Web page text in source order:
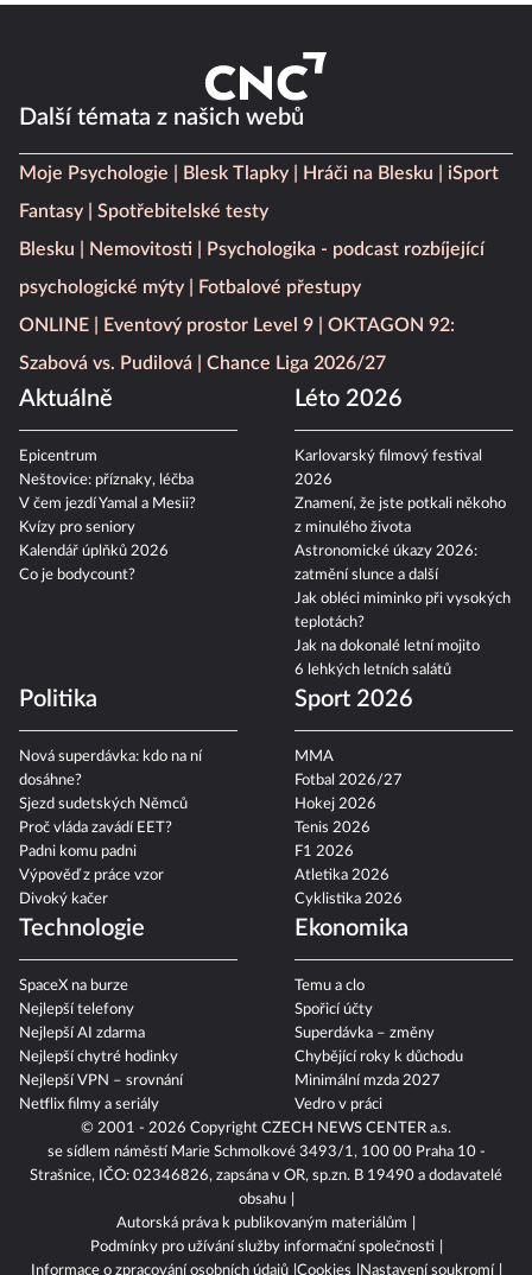
© 2001 - 2026 Copyright CZECH NEWS CENTER a.s.
se sídlem náměstí Marie Schmolkové 3493/1, 100 00 Praha 10 -
Strašnice, IČO: 02346826, zapsána v OR, sp.zn. B 19490 a dodavatelé
obsahu
Autorská práva k publikovaným materiálům
Podmínky pro užívání služby informační společnosti
Informace o zpracování osobních údajů Cookies Nastavení soukromí
Další témata z našich webů
Moje Psychologie Blesk Tlapky Hráči na Blesku
iSport
Fantasy
Spotřebitelské testy
Blesku
Nemovitosti
Psychologika - podcast rozbíjející
psychologické mýty
Fotbalové přestupy
ONLINE
Eventový prostor Level 9
OKTAGON 92:
Szabová vs. Pudilová
Chance Liga 2026/27
Aktuálně
Epicentrum
Neštovice: příznaky, léčba
V čem jezdí Yamal a Mesii?
Kvízy pro seniory
Kalendář úplňků 2026
Co je bodycount?
Léto 2026
Karlovarský filmový festival
2026
Znamení, že jste potkali někoho
z minulého života
Astronomické úkazy 2026:
zatmění slunce a další
Jak obléci miminko při vysokých
teplotách?
Jak na dokonalé letní mojito
6 lehkých letních salátů
Politika
Nová superdávka: kdo na ní
dosáhne?
Sjezd sudetských Němců
Proč vláda zavádí EET?
Padni komu padni
Výpověď z práce vzor
Divoký kačer
Sport 2026
MMA
Fotbal 2026/27
Hokej 2026
Tenis 2026
F1 2026
Atletika 2026
Cyklistika 2026
Technologie
SpaceX na burze
Nejlepší telefony
Nejlepší AI zdarma
Nejlepší chytré hodinky
Nejlepší VPN – srovnání
Netflix filmy a seriály
Ekonomika
Temu a clo
Spořicí účty
Superdávka – změny
Chybějící roky k důchodu
Minimální mzda 2027
Vedro v práci